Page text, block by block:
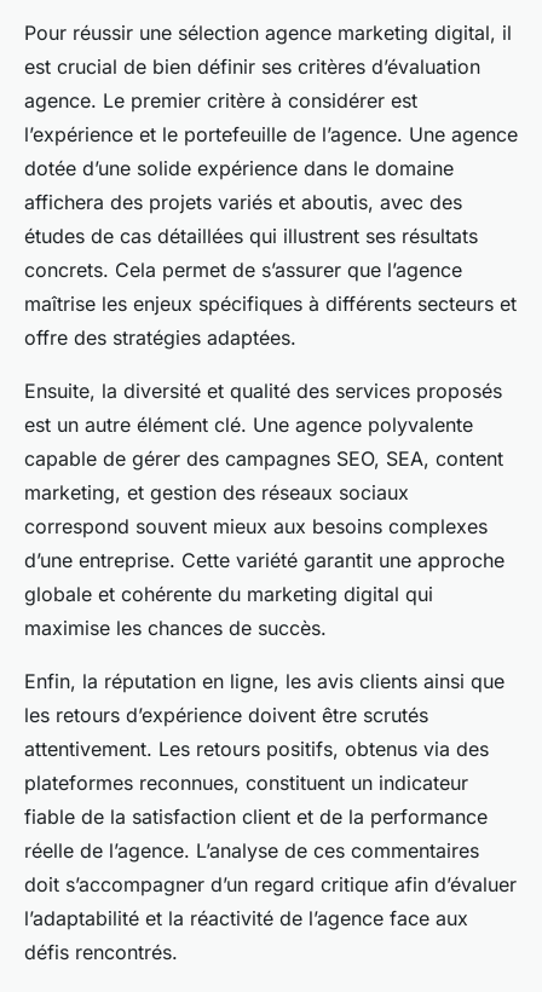
Pour réussir une sélection agence marketing digital, il
est crucial de bien définir ses critères d’évaluation
agence. Le premier critère à considérer est
l’expérience et le portefeuille de l’agence. Une agence
dotée d’une solide expérience dans le domaine
affichera des projets variés et aboutis, avec des
études de cas détaillées qui illustrent ses résultats
concrets. Cela permet de s’assurer que l’agence
maîtrise les enjeux spécifiques à différents secteurs et
offre des stratégies adaptées.
Ensuite, la diversité et qualité des services proposés
est un autre élément clé. Une agence polyvalente
capable de gérer des campagnes SEO, SEA, content
marketing, et gestion des réseaux sociaux
correspond souvent mieux aux besoins complexes
d’une entreprise. Cette variété garantit une approche
globale et cohérente du marketing digital qui
maximise les chances de succès.
Enfin, la réputation en ligne, les avis clients ainsi que
les retours d’expérience doivent être scrutés
attentivement. Les retours positifs, obtenus via des
plateformes reconnues, constituent un indicateur
fiable de la satisfaction client et de la performance
réelle de l’agence. L’analyse de ces commentaires
doit s’accompagner d’un regard critique afin d’évaluer
l’adaptabilité et la réactivité de l’agence face aux
défis rencontrés.